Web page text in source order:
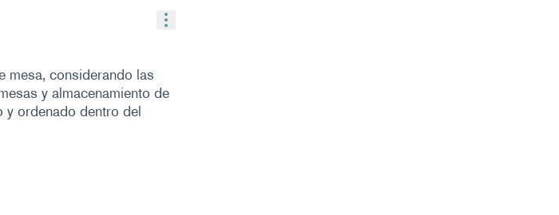
Controles de recursos
mesa, considerando las
y almacenamiento de
y ordenado dentro del